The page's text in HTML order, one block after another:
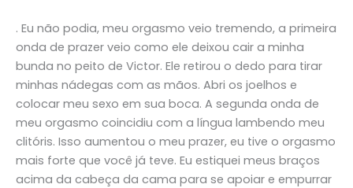
. Eu não podia, meu orgasmo veio tremendo, a primeira
onda de prazer veio como ele deixou cair a minha
bunda no peito de Victor. Ele retirou o dedo para tirar
minhas nádegas com as mãos. Abri os joelhos e
colocar meu sexo em sua boca. A segunda onda de
meu orgasmo coincidiu com a língua lambendo meu
clitóris. Isso aumentou o meu prazer, eu tive o orgasmo
mais forte que você já teve. Eu estiquei meus braços
acima da cabeça da cama para se apoiar e empurrar